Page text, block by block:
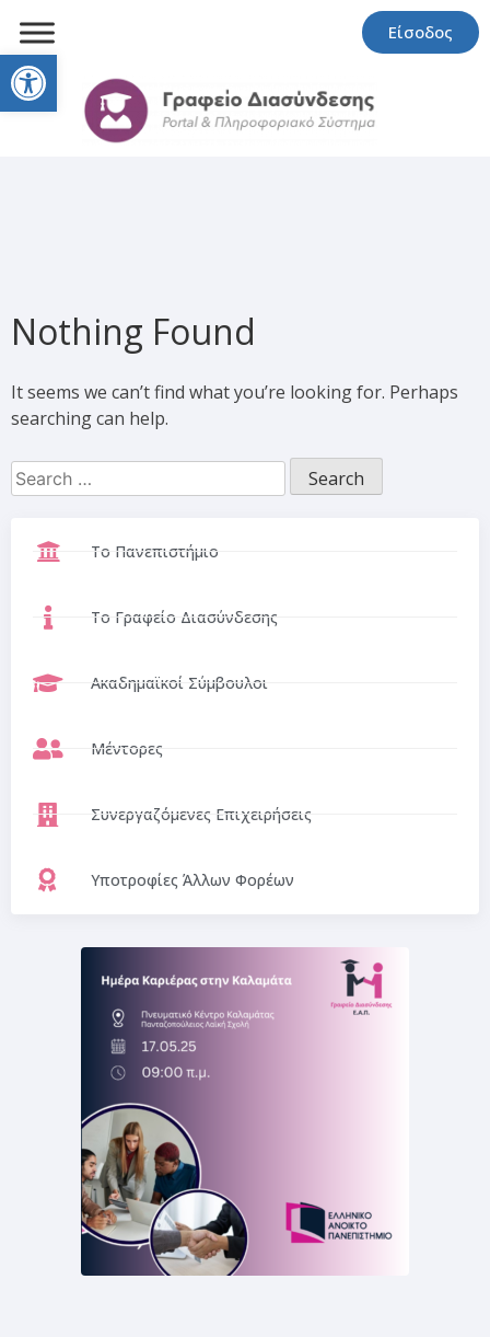
Open toolbar
Είσοδος
Nothing Found
It seems we can’t find what you’re looking for. Perhaps
searching can help.
Το Πανεπιστήμιο
Το Γραφείο Διασύνδεσης
Ακαδημαϊκοί Σύμβουλοι
Μέντορες
Συνεργαζόμενες Επιχειρήσεις
Υποτροφίες Άλλων Φορέων